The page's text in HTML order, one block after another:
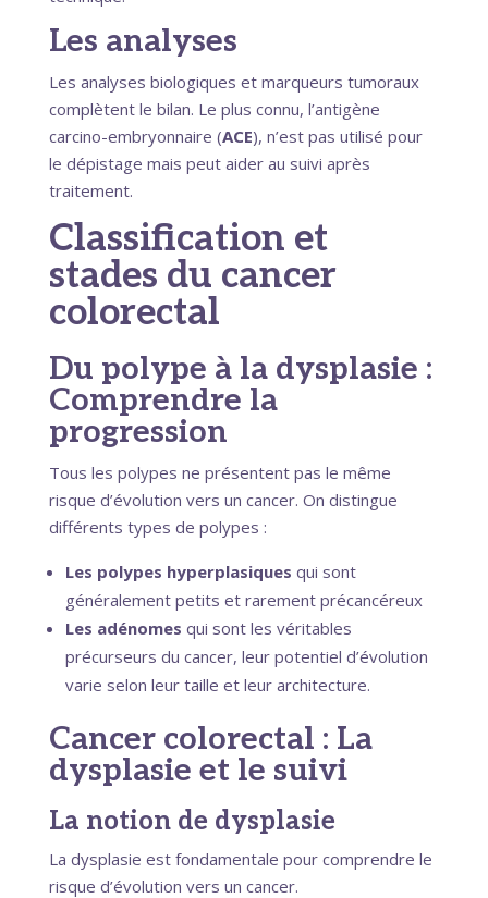
Les analyses
Les analyses biologiques et marqueurs tumoraux
complètent le bilan. Le plus connu, l’antigène
carcino-embryonnaire (ACE), n’est pas utilisé pour
le dépistage mais peut aider au suivi après
traitement.
Classification et
stades du cancer
colorectal
Du polype à la dysplasie :
Comprendre la
progression
Tous les polypes ne présentent pas le même
risque d’évolution vers un cancer. On distingue
différents types de polypes :
Les polypes hyperplasiques qui sont
généralement petits et rarement précancéreux
Les adénomes qui sont les véritables
précurseurs du cancer, leur potentiel d’évolution
varie selon leur taille et leur architecture.
Cancer colorectal : La
dysplasie et le suivi
La notion de dysplasie
La dysplasie est fondamentale pour comprendre le
risque d’évolution vers un cancer.